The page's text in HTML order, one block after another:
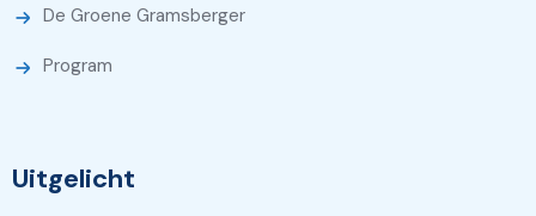
De Groene Gramsberger
Program
Uitgelicht